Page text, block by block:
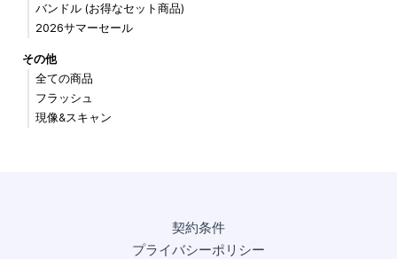
バンドル (お得なセット商品)
2026サマーセール
その他
全ての商品
フラッシュ
現像&スキャン
契約条件
プライバシーポリシー